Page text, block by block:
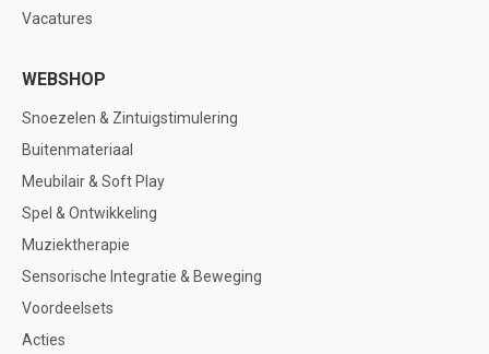
Vacatures
WEBSHOP
Snoezelen & Zintuigstimulering
Buitenmateriaal
Meubilair & Soft Play
Spel & Ontwikkeling
Muziektherapie
Sensorische Integratie & Beweging
Voordeelsets
Acties